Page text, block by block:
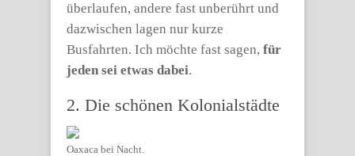
überlaufen, andere fast unberührt und
dazwischen lagen nur kurze
Busfahrten. Ich möchte fast sagen, für
jeden sei etwas dabei.
2. Die schönen Kolonialstädte
Oaxaca bei Nacht.